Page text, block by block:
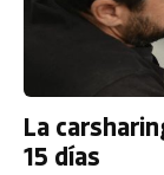
La
15 días